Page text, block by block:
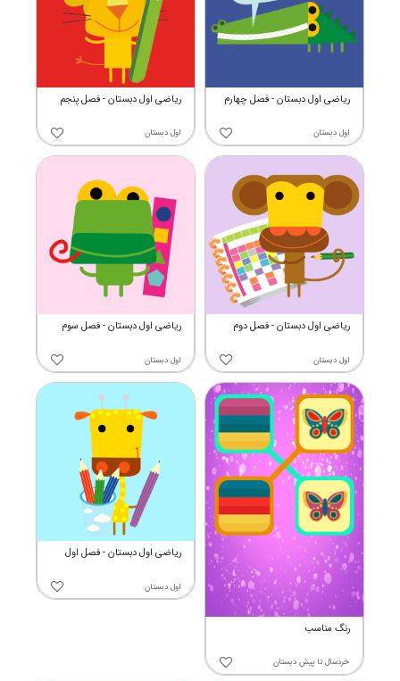
ریاضی اول دبستان - فصل پنجم
اول دبستان
ریاضی اول دبستان - فصل چهارم
اول دبستان
ریاضی اول دبستان - فصل سوم
اول دبستان
ریاضی اول دبستان - فصل دوم
اول دبستان
ریاضی اول دبستان - فصل اول
اول دبستان
رنگ مناسب
خردسالتا پیش دبستان